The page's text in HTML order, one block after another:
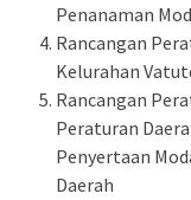
Penanaman
Rancangan
Kelurahan
Rancangan
Peraturan
Penyertaan
Daerah